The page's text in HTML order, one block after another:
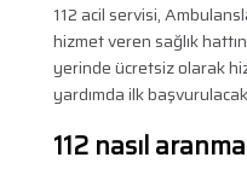
112 acil servisi,
hizmet veren sağlık
yerinde ücretsiz olarak
yardımda ilk
112 nasıl